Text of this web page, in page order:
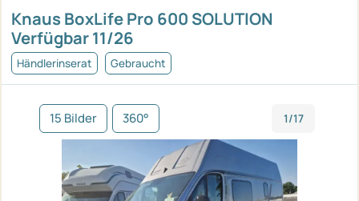
Knaus BoxLife Pro 600 SOLUTION
Verfügbar 11/26
Händlerinserat Gebraucht
15 Bilder 360° 1/17